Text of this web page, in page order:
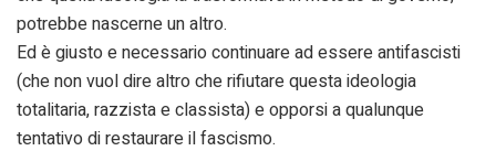
potrebbe nascerne un altro.
Ed è giusto e necessario continuare ad essere antifascisti
(che non vuol dire altro che rifiutare questa ideologia
totalitaria, razzista e classista) e opporsi a qualunque
tentativo di restaurare il fascismo.